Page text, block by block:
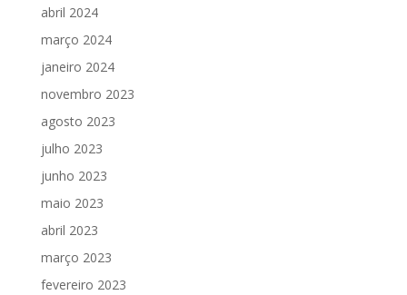
abril 2024
março 2024
janeiro 2024
novembro 2023
agosto 2023
julho 2023
junho 2023
maio 2023
abril 2023
março 2023
fevereiro 2023